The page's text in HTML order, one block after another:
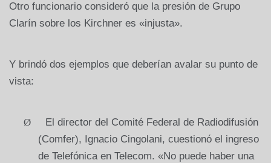
Otro funcionario consideró que la presión de Grupo
Clarín sobre los Kirchner es «injusta».
Y brindó dos ejemplos que deberían avalar su punto de
vista:
Ø
El director del Comité Federal de Radiodifusión
(Comfer), Ignacio Cingolani, cuestionó el ingreso
de Telefónica en Telecom. «No puede haber una